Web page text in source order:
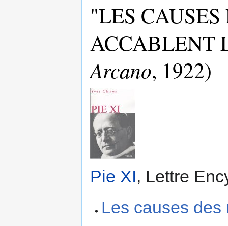
"LES
ACCABLENT
Arcano, 1922)
Pie XI, Lettre
Les causes